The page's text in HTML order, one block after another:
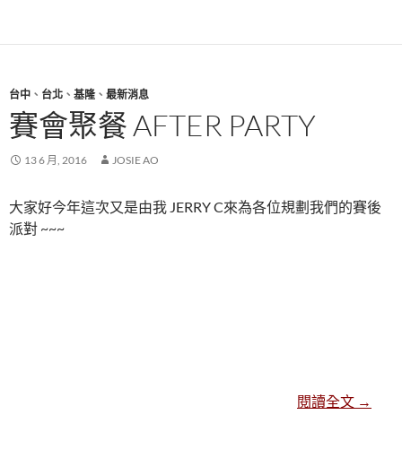
台中 、 台北 、 基隆、 最新消息
賽會聚餐 AFTER PARTY
13 6 月, 2016 JOSIE AO
大家好今年這次又是由我 JERRY C來為各位規劃我們的賽後
派對 ~~~
閱讀全文 →